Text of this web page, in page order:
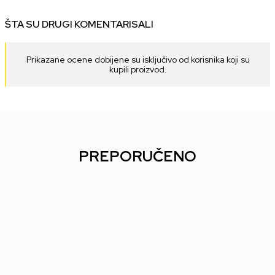
ŠTA SU DRUGI KOMENTARISALI
Prikazane ocene dobijene su isključivo od korisnika koji su
kupili proizvod.
PREPORUČENO